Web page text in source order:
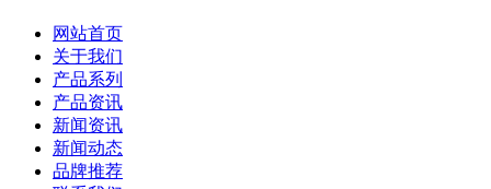
网站首页
关于我们
产品系列
产品资讯
新闻资讯
新闻动态
品牌推荐